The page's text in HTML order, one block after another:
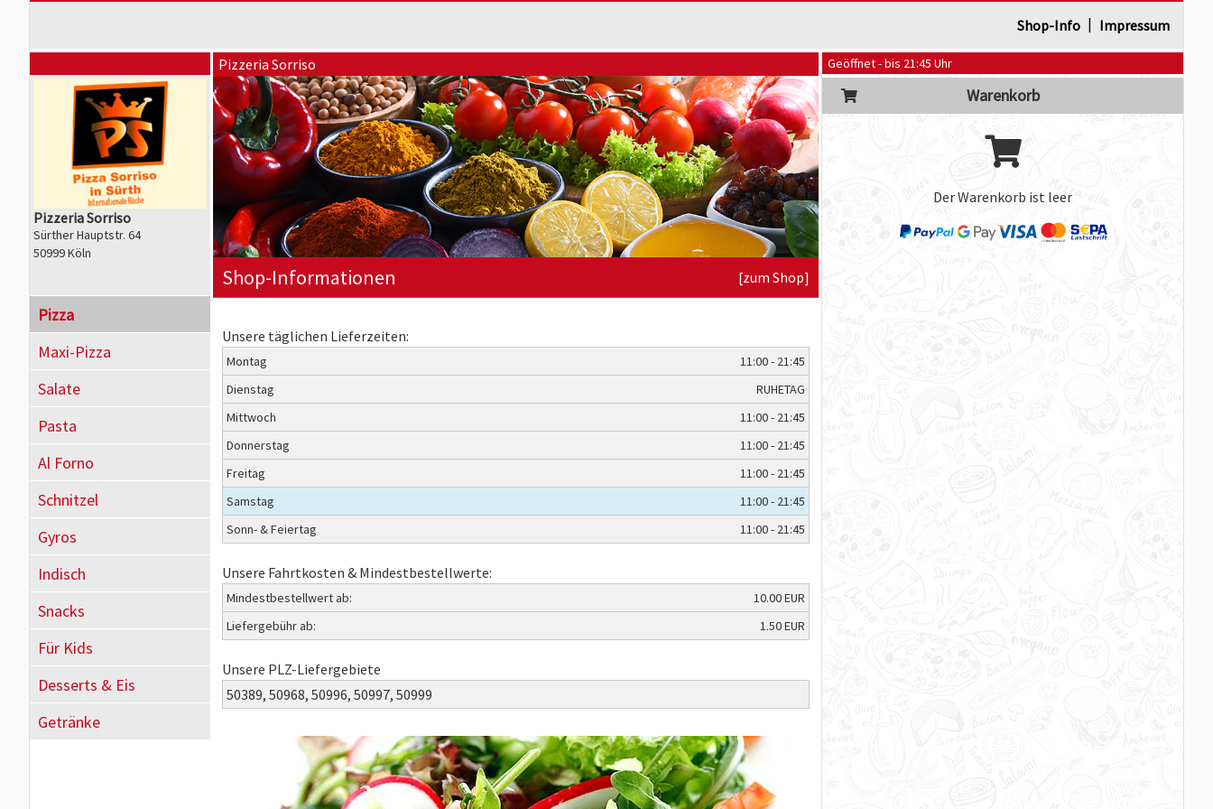
Shop-Info | Impressum
Geöffnet - bis 21:45 Uhr
Warenkorb
Der Warenkorb ist leer
Pizzeria Sorriso
Sürther Hauptstr. 64
50999 Köln
Pizza
Maxi-Pizza
Salate
Pasta
Al Forno
Schnitzel
Gyros
Indisch
Snacks
Für Kids
Desserts & Eis
Getränke
Pizzeria Sorriso
Shop-Informationen [zum Shop]
Unsere täglichen Lieferzeiten:
Montag
11:00 - 21:45
Dienstag
RUHETAG
Mittwoch
11:00 - 21:45
Donnerstag
11:00 - 21:45
Freitag
11:00 - 21:45
Samstag
11:00 - 21:45
Sonn- & Feiertag
11:00 - 21:45
Unsere Fahrtkosten & Mindestbestellwerte:
Mindestbestellwert ab:
10.00 EUR
Liefergebühr ab:
1.50 EUR
Unsere PLZ-Liefergebiete
50389, 50968, 50996, 50997, 50999